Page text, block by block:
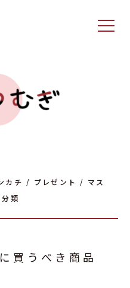
カチ / プレゼント / マス
類
買うべき商品